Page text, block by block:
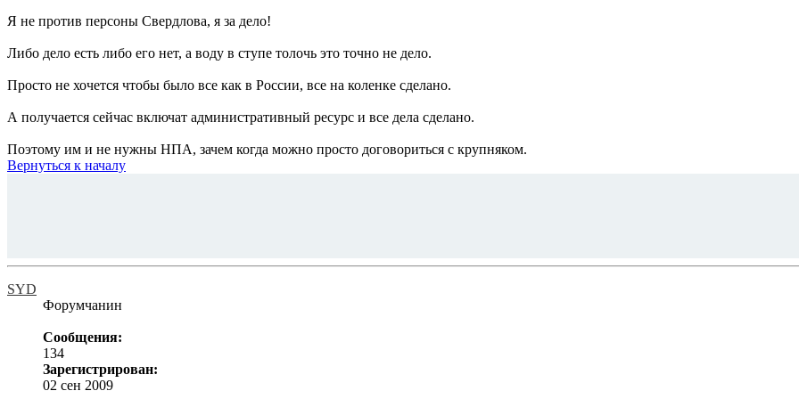
Я не против персоны Свердлова, я за дело!
Либо дело есть либо его нет, а воду в ступе толочь это точно не дело.
Просто не хочется чтобы было все как в России, все на коленке сделано.
А получается сейчас включат административный ресурс и все дела сделано.
Поэтому им и не нужны НПА, зачем когда можно просто договориться с крупняком.
Вернуться к началу
SYD
Форумчанин
Сообщения:
134
Зарегистрирован:
02 сен 2009